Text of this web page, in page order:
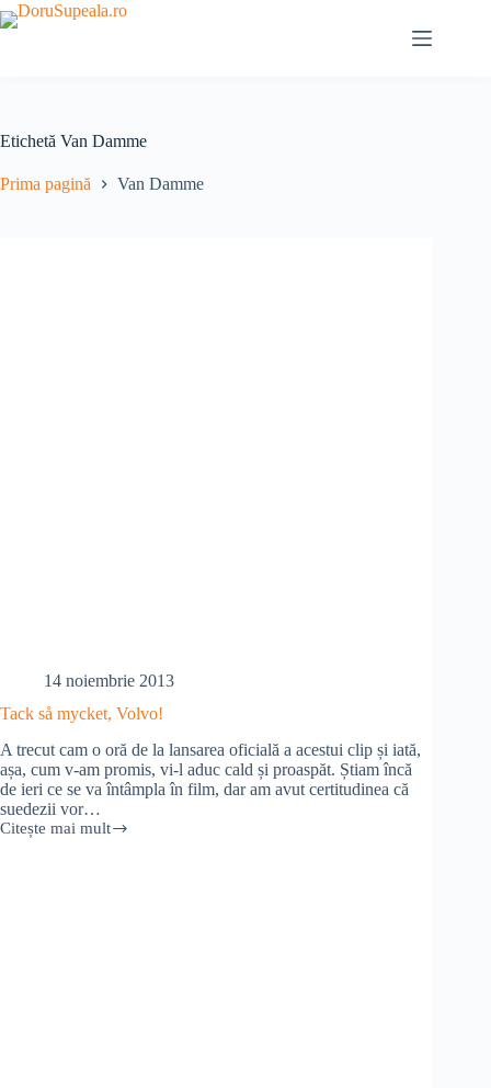
Sari
la
Etichetă Van Damme
Prima pagină Van Damme
14 noiembrie 2013
Tack så mycket, Volvo!
A trecut cam o oră de la lansarea oficială a acestui clip și iată,
așa, cum v-am promis, vi-l aduc cald și proaspăt. Știam încă
de ieri ce se va întâmpla în film, dar am avut certitudinea că
suedezii vor…
Citește mai mult
Tack